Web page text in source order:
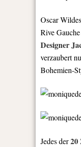
Oscar
Rive
Designer
verzaubert
Bohemien-
Jedes der20